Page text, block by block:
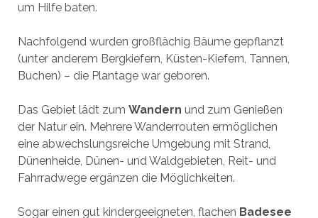
um Hilfe baten.
Nachfolgend wurden großflächig Bäume gepflanzt
(unter anderem Bergkiefern, Küsten-Kiefern, Tannen,
Buchen) – die Plantage war geboren.
Das Gebiet lädt zum Wandern und zum Genießen
der Natur ein. Mehrere Wanderrouten ermöglichen
eine abwechslungsreiche Umgebung mit Strand,
Dünenheide, Dünen- und Waldgebieten, Reit- und
Fahrradwege ergänzen die Möglichkeiten.
Sogar einen gut kindergeeigneten, flachen Badesee